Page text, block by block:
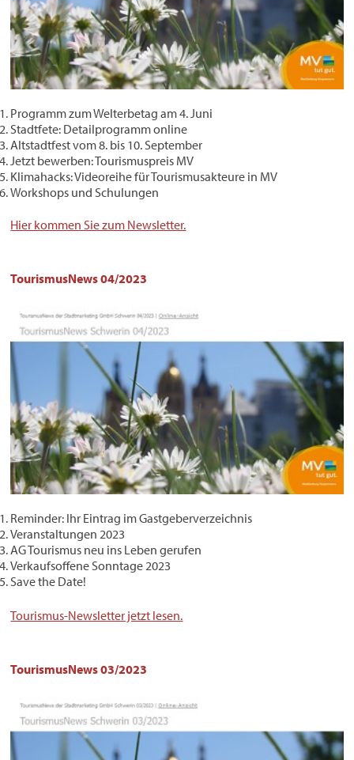
Programm zum Welterbetag am 4. Juni
Stadtfete: Detailprogramm online
Altstadtfest vom 8. bis 10. September
Jetzt bewerben: Tourismuspreis MV
Klimahacks: Videoreihe für Tourismusakteure in MV
Workshops und Schulungen
Hier kommen Sie zum Newsletter.
TourismusNews 04/2023
Reminder: Ihr Eintrag im Gastgeberverzeichnis
Veranstaltungen 2023
AG Tourismus neu ins Leben gerufen
Verkaufsoffene Sonntage 2023
Save the Date!
Tourismus-Newsletter jetzt lesen.
TourismusNews 03/2023